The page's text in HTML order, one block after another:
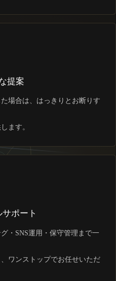
提案
場合は、はっきりとお断りす
ます。
サポート
・SNS運用・保守管理まで一
ワンストップでお任せいただ